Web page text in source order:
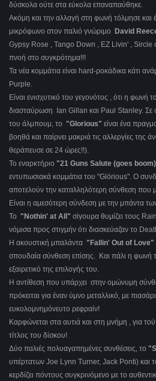
δύσκολα ούτε στα εύκολα επαναπαύθηκε.
Aκόμη και την αλλαγή στη φωνή τόλμησε
μικρόφωνο στον παλιό γνώριμο
David
Gypsy Rose , Tango Down , EZ Livin' ,
πνοή στο συγκρότημα!!!
Τα νέα κομμάτια είναι hard-ροκάδικα κάτι
Purple.
Είναι ενισχυτικό του γεγονότος , ότι η φωνή
διασταύρωση Ian Gillan και Paul Stanley. Σε
του άλμπουμ, το "Glorious" είναι ένα
βοηθά και παίρνει μακριά τις αλλεργίες της
θεράπευσε σε 24 ώρες!!).
Το εναρκτήριο "21 Guns Salute (goes boom)
εντυπωσιακά κομμάτια του "Glörious". Ο
αποτελούν την καταλληλότερη σύνθεση που
Είναι η αμεσότερη σύνδεση με την μπάντα
Το "Nothin' at Αll" σίγουρα θυμίζει τους
νόμισα προς στιγμήν ότι διασκεύαζαν το
Η ακουστική μπαλάντα "Fallin' Out of Love"
σπουδαία σύνθεση επίσης. Και πάλι η φωνή
εξαιρετικό της επιλογής του.
Η αντίθεση που υπάρχει στην ομώνυμη
πρόκειται για έναν ύμνο μεταλλικό, με
ευκολομνημόνευτο ρεφραίν!
Καρφώνεται στα αυτιά και στη μνήμη , για
τίτλος του δίσκου!
Δύο παλιές πολυαγαπημένες συνθέσεις, το
υπέρτατων Joe Lynn Turner, Jack Ponti) και
κερδίζει πόντους συγκρινόμενο με το